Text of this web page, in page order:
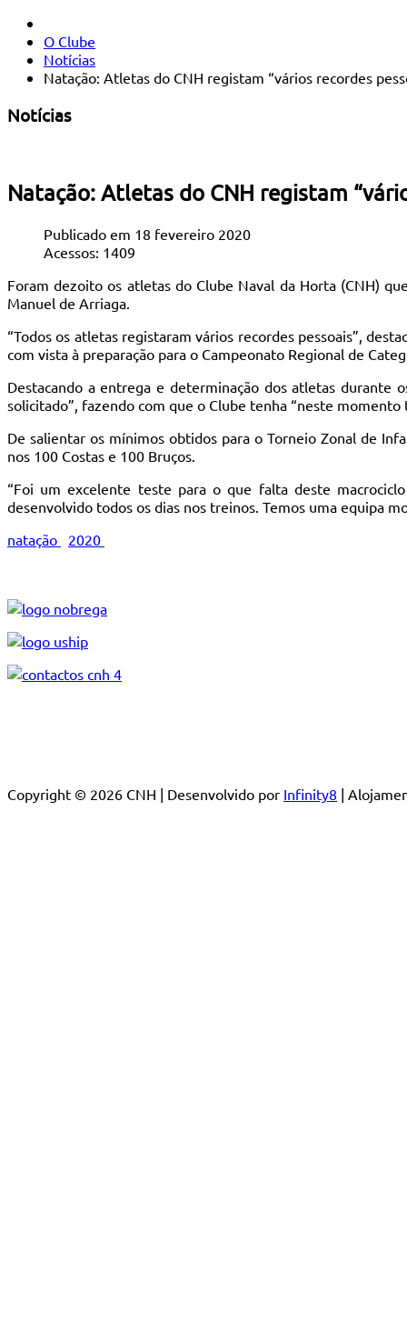
O Clube
Notícias
Natação: Atletas do CNH registam “vários recordes
Notícias
Natação: Atletas do CNH registam
Publicado em 18 fevereiro 2020
Acessos: 1409
Foram dezoito os atletas do Clube Naval da Horta (CNH)
Manuel de Arriaga.
“Todos os atletas registaram vários recordes pessoais”,
com vista à preparação para o Campeonato Regional de
Destacando a entrega e determinação dos atletas durante
solicitado”, fazendo com que o Clube tenha “neste
De salientar os mínimos obtidos para o Torneio Zonal de
nos 100 Costas e 100 Bruços.
“Foi um excelente teste para o que falta deste
desenvolvido todos os dias nos treinos. Temos uma equipa
natação
2020
Copyright © 2026 CNH | Desenvolvido por Infinity8 |